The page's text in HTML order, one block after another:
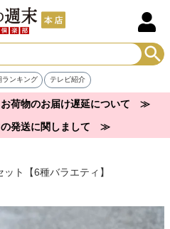
ランキング テレビ紹介
お荷物のお届け遅延について ≫
の発送に関しまして ≫
ト【6種バラエティ】